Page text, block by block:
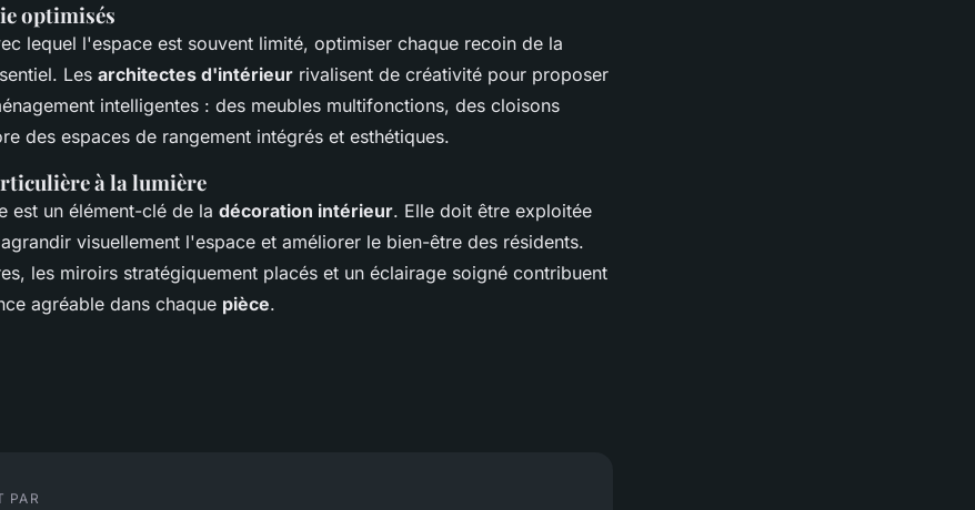
optimisés
lequel l'espace est souvent limité, optimiser chaque recoin de la
Les architectes d'intérieur rivalisent de créativité pour proposer
intelligentes : des meubles multifonctions, des cloisons
des espaces de rangement intégrés et esthétiques.
à la lumière
est un élément-clé de la décoration intérieur. Elle doit être exploitée
visuellement l'espace et améliorer le bien-être des résidents.
les miroirs stratégiquement placés et un éclairage soigné contribuent
agréable dans chaque pièce.
PAR